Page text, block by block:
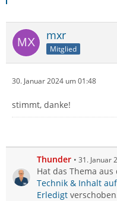
mxr
Mitglied
30. Januar 2024 um 01:48
stimmt, danke!
Thunder 31. Januar
Hat das Thema aus
Technik & Inhalt
Erledigt